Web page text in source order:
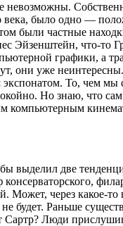
века, было одно —
были частные
Эйзенштейн, что-то
графики, а
они уже
То, чем мы
Но знаю, что
компьютерным
выделил две
консерваторского,
Может, через какое-то
будет. Раньше
Сартр? Люди